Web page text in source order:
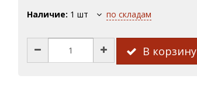
Наличие: 1 шт по складам
В корзину